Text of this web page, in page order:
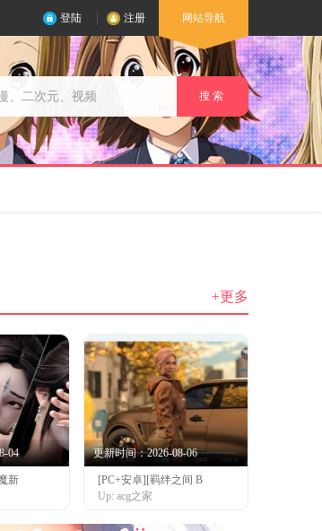
登陆 注册 网站导航
搜 索
+更多
04
新
更新时间：2026-08-06
[PC+安卓][羁绊之间 B
Up: acg之家